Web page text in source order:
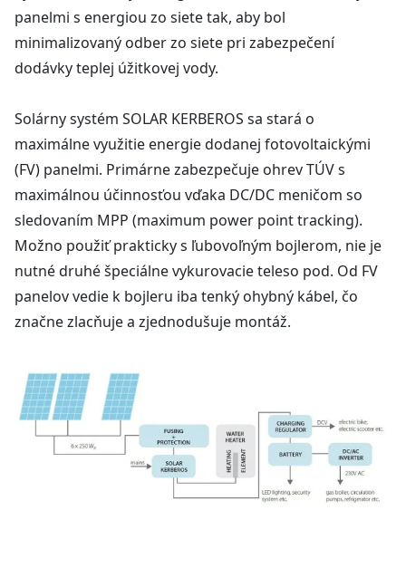
panelmi s energiou zo siete tak, aby bol
minimalizovaný odber zo siete pri zabezpečení
dodávky teplej úžitkovej vody.
Solárny systém SOLAR KERBEROS sa stará o
maximálne využitie energie dodanej fotovoltaickými
(FV) panelmi. Primárne zabezpečuje ohrev TÚV s
maximálnou účinnosťou vďaka DC/DC meničom so
sledovaním MPP (maximum power point tracking).
Možno použiť prakticky s ľubovoľným bojlerom, nie je
nutné druhé špeciálne vykurovacie teleso pod. Od FV
panelov vedie k bojleru iba tenký ohybný kábel, čo
značne zlacňuje a zjednodušuje montáž.